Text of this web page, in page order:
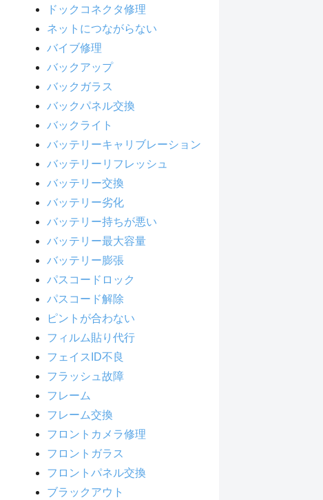
ドックコネクタ修理
ネットにつながらない
バイブ修理
バックアップ
バックガラス
バックパネル交換
バックライト
バッテリーキャリブレーション
バッテリーリフレッシュ
バッテリー交換
バッテリー劣化
バッテリー持ちが悪い
バッテリー最大容量
バッテリー膨張
パスコードロック
パスコード解除
ピントが合わない
フィルム貼り代行
フェイスID不良
フラッシュ故障
フレーム
フレーム交換
フロントカメラ修理
フロントガラス
フロントパネル交換
ブラックアウト